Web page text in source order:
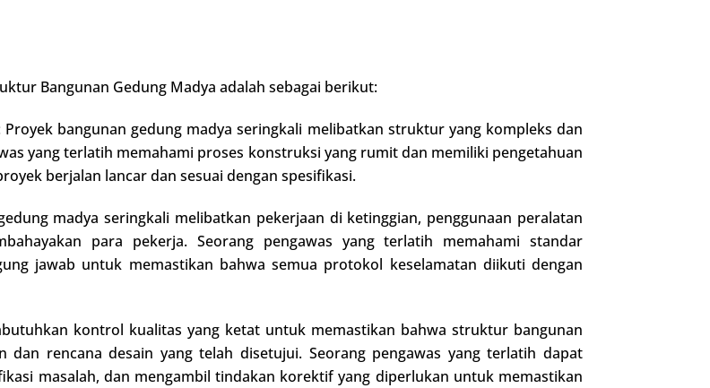
Bangunan Gedung Madya adalah sebagai berikut:
Proyek bangunan gedung madya seringkali melibatkan struktur yang kompleks dan
yang terlatih memahami proses konstruksi yang rumit dan memiliki pengetahuan
berjalan lancar dan sesuai dengan spesifikasi.
madya seringkali melibatkan pekerjaan di ketinggian, penggunaan peralatan
para pekerja. Seorang pengawas yang terlatih memahami standar
jawab untuk memastikan bahwa semua protokol keselamatan diikuti dengan
kontrol kualitas yang ketat untuk memastikan bahwa struktur bangunan
dan rencana desain yang telah disetujui. Seorang pengawas yang terlatih dapat
masalah, dan mengambil tindakan korektif yang diperlukan untuk memastikan